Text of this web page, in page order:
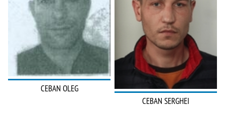
CEBAN OLEG
CEBAN SERGHEI